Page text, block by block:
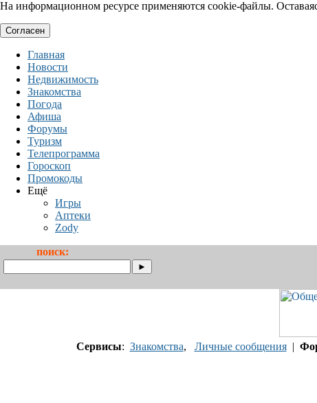
На информационном ресурсе применяются cookie-файлы.
Согласен
Главная
Новости
Недвижимость
Знакомства
Погода
Афиша
Форумы
Туризм
Телепрограмма
Гороскоп
Промокоды
Ещё
Игры
Аптеки
Zody
поиск:
Сервисы: Знакомства, Личные сообщения|